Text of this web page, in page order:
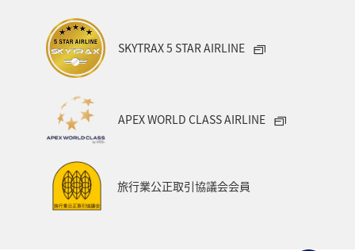
SKYTRAX 5 STAR AIRLINE
APEX WORLD CLASS AIRLINE
旅行業公正取引協議会会員